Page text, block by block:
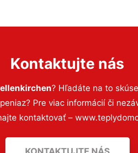
Kontaktujte nás
? Hľadáte na to
Pre viac informácií či
kontaktovať –